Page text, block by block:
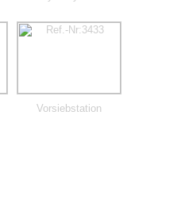
Vorsiebstation